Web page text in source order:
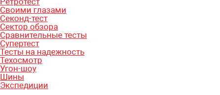
Своими глазами
Секонд-тест
Сектор обзора
Сравнительные тесты
Супертест
Тесты на надежность
Техосмотр
Угон-шоу
Шины
Экспедиции